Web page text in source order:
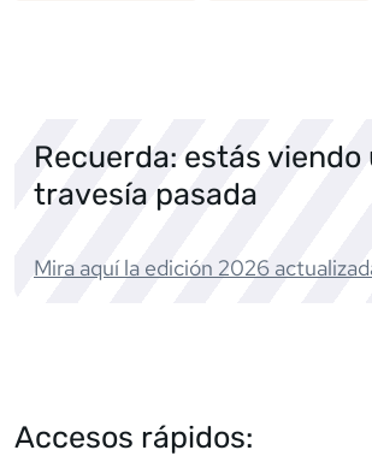
Recuerda: estás viendo
travesía pasada
Mira aquí la edición 2026
Accesos rápidos: